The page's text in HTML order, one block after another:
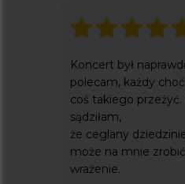
Koncert był
polecam, każdy
coś takiego
sądziłam,
że ceglany
może na mnie
wrażenie.